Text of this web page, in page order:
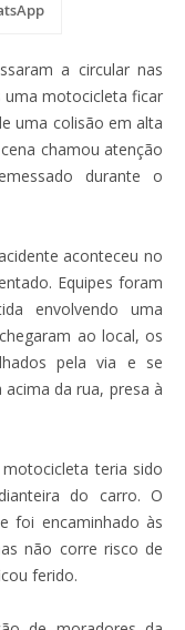
a circular nas
uma motocicleta ficar
uma colisão em alta
chamou atenção
durante o
aconteceu no
Equipes foram
envolvendo uma
ao local, os
pela via e se
da rua, presa à
teria sido
do carro. O
foi encaminhado às
não corre risco de
ferido.